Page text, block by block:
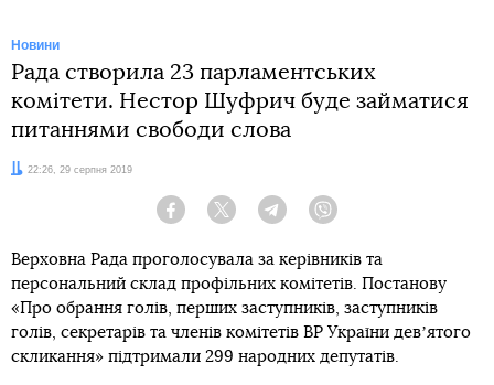
Новини
Рада створила 23 парламентських
комітети. Нестор Шуфрич буде займатися
питаннями свободи слова
Дата:22:26, 29 серпня 2019
Facebook Twitter Telegram
Верховна Рада проголосувала за керівників та
персональний склад профільних комітетів. Постанову
«Про обрання голів, перших заступників, заступників
голів, секретарів та членів комітетів ВР України девʼятого
скликання» підтримали 299 народних депутатів.